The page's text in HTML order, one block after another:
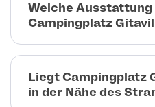
Welche
Campingplatz
Liegt Campingplatz
in der Nähe des